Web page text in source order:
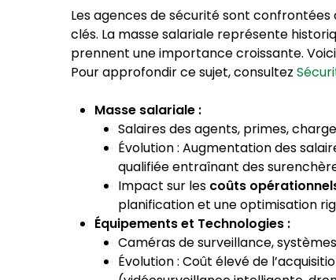
Les agences de sécurité sont
clés. La masse salariale représente
prennent une importance croissante.
Pour approfondir ce sujet, consultez
Masse salariale :
Salaires des agents, primes,
Évolution : Augmentation des
qualifiée entraînant des
Impact sur les coûts
planification et une optimisation
Équipements et Technologies :
Caméras de surveillance,
Évolution : Coût élevé de